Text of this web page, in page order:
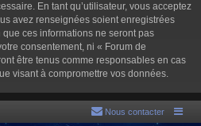
En tant qu’utilisateur, vous acceptez
avez renseignées soient enregistrées
ces informations ne seront pas
consentement, ni « Forum de
être tenus comme responsables en cas
visant à compromettre vos données.
Nous contacter